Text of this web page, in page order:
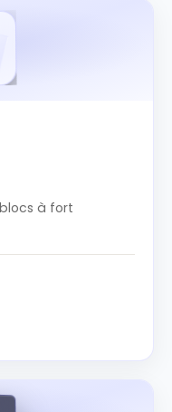
à fort